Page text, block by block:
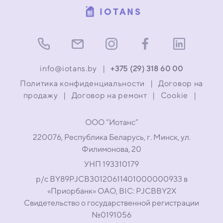
ООО “Иотанс”
220076, Республика Беларусь, г. Минск, ул.
Филимонова, 20
УНП 193310179
р/с BY89PJCB30120611401000000933 в
«Приорбанк» ОАО, BIC: PJCBBY2X
Свидетельство о государственной регистрации
№0191056
IOTANS
info@iotans.by | +375 (29) 318 60 00
Политика конфиденциальности |
Договор на
продажу
| Договор на ремонт | Cookie |